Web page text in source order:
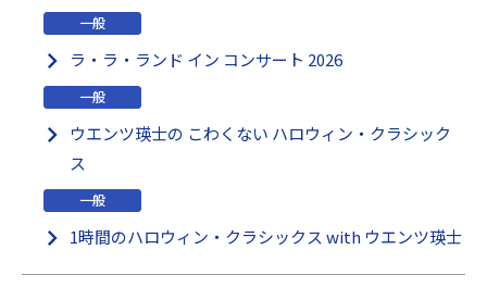
一般
ラ・ラ・ランド イン コンサート 2026
一般
ウエンツ瑛士の こわくない ハロウィン・クラシック
ス
一般
1時間のハロウィン・クラシックス with ウエンツ瑛士